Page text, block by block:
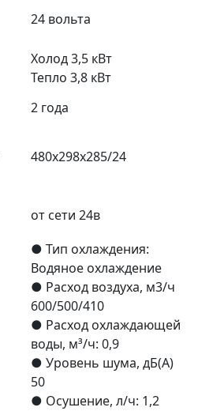
24 вольта
Холод 3,5 кВт
Тепло 3,8 кВт
2 года
480х298х285/24
от сети 24в
● Тип охлаждения:
Водяное охлаждение
● Расход воздуха, м3/ч
600/500/410
● Расход охлаждающей
воды, м³/ч: 0,9
● Уровень шума, дБ(А)
50
● Осушение, л/ч: 1,2